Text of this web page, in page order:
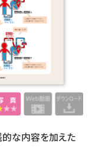
的な内容を加えた